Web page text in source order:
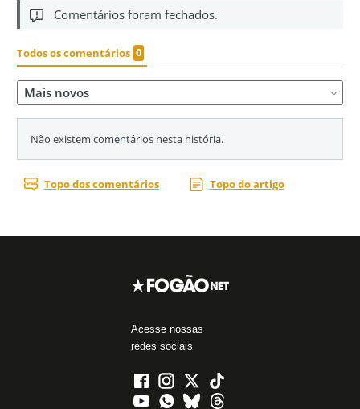
Acesse nossas
redes sociais